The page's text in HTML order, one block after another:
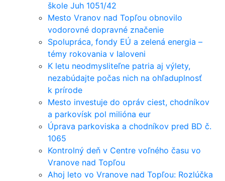
škole Juh 1051/42
Mesto Vranov nad Topľou obnovilo
vodorovné dopravné značenie
Spolupráca, fondy EÚ a zelená energia –
témy rokovania v Ialoveni
K letu neodmysliteľne patria aj výlety,
nezabúdajte počas nich na ohľaduplnosť
k prírode
Mesto investuje do opráv ciest, chodníkov
a parkovísk pol milióna eur
Úprava parkoviska a chodníkov pred BD č.
1065
Kontrolný deň v Centre voľného času vo
Vranove nad Topľou
Ahoj leto vo Vranove nad Topľou: Rozlúčka